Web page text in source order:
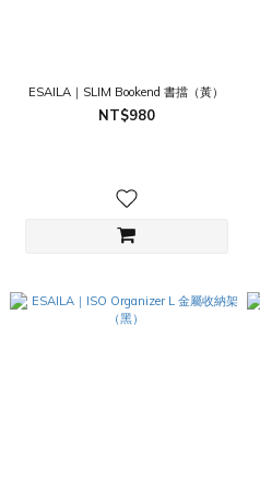
ESAILA｜SLIM Bookend 書擋（黃）
NT$980